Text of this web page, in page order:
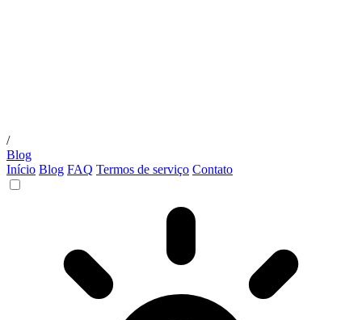
/
Blog
Início Blog FAQ Termos de serviço Contato